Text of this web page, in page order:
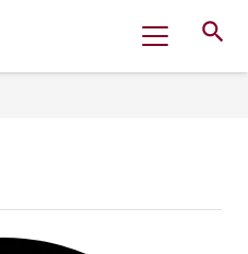
search